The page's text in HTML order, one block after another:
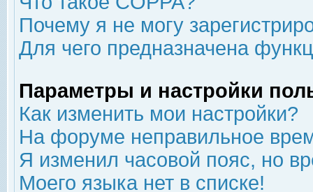
Почему я не могу
Для чего предназначена
Параметры и настройки
Как изменить мои настройки?
На форуме неправильное
Я изменил часовой пояс, но
Моего языка нет в списке!